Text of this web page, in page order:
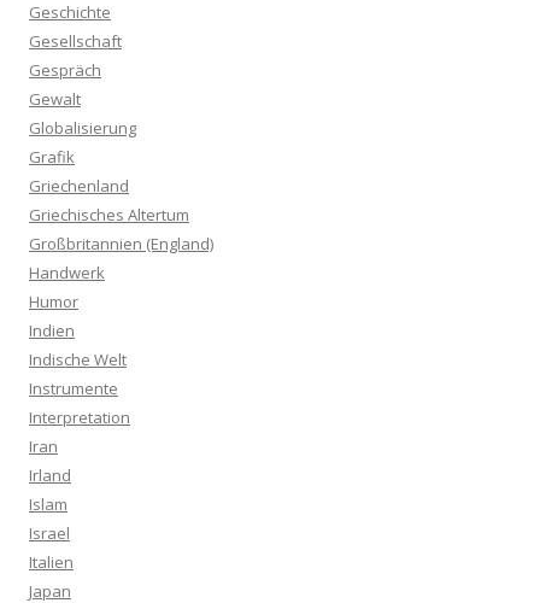
Geschichte
Gesellschaft
Gespräch
Gewalt
Globalisierung
Grafik
Griechenland
Griechisches Altertum
Großbritannien (England)
Handwerk
Humor
Indien
Indische Welt
Instrumente
Interpretation
Iran
Irland
Islam
Israel
Italien
Japan